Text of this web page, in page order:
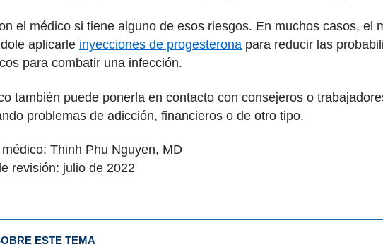
el médico si tiene alguno de esos riesgos. En muchos casos, el
aplicarle inyecciones de progesterona para reducir las
para combatir una infección.
también puede ponerla en contacto con consejeros o
problemas de adicción, financieros o de otro tipo.
Thinh Phu Nguyen, MD
revisión: julio de 2022
ESTE TEMA